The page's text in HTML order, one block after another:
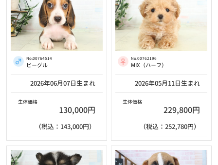
No.00764514
ビーグル
2026年06月07日生まれ
生体価格
130,000円
（税込：143,000円）
No.00762196
MIX（ハーフ）
2026年05月11日生まれ
生体価格
229,800円
（税込：252,780円）